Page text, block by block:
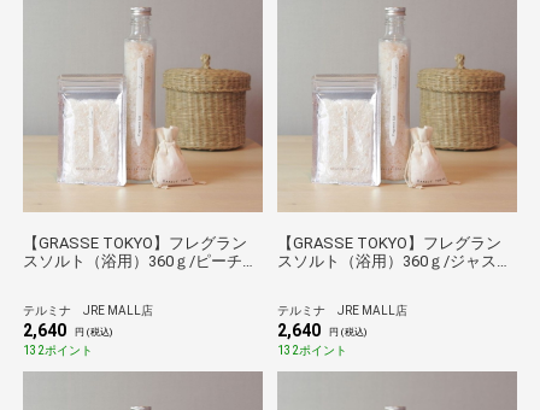
【GRASSE TOKYO】フレグラン
スソルト（浴用）360ｇ/ピーチロ
テルミナ JRE MALL店
2,640 円 (税込)
132ポイント
【GRASSE TOKYO】フレグラン
スソルト（浴用）360ｇ/ジャスミ
テルミナ JRE MALL店
2,640 円 (税込)
132ポイント